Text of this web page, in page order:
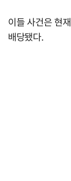
이들 사건은 현
배당됐다.